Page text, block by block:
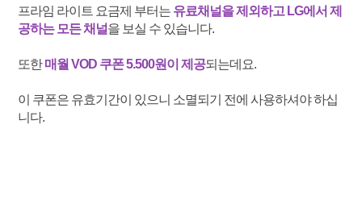
프라임 라이트 요금제 부터는 유료채널을 제외하고 LG에서 제
공하는 모든 채널을 보실 수 있습니다.
또한매월 VOD 쿠폰 5.500원이 제공되는데요.
이 쿠폰은 유효기간이 있으니 소멸되기 전에 사용하셔야 하십
니다.